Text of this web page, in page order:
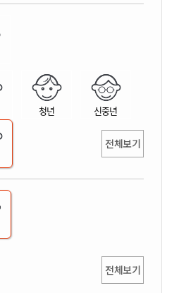
청년 신중년
전체보기
전체보기